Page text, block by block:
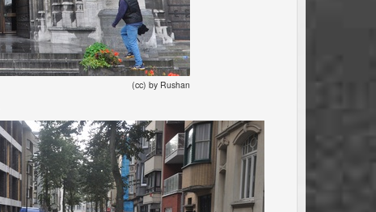
(cc) by Rushan